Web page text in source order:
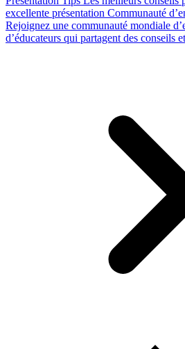
excellente présentation Communauté
Rejoignez une communauté mondiale
d’éducateurs qui partagent des conseils